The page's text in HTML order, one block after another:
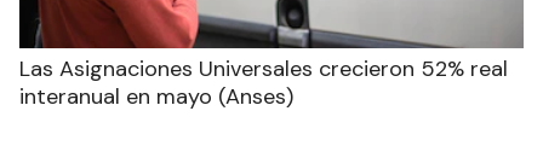
Las Asignaciones Universales crecieron 52% real
interanual en mayo (Anses)